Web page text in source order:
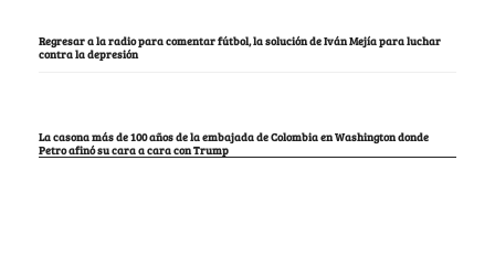
Regresar a la radio para comentar fútbol, la solución de Iván Mejía para luchar
contra la depresión
La casona más de 100 años de la embajada de Colombia en Washington donde
Petro afinó su cara a cara con Trump